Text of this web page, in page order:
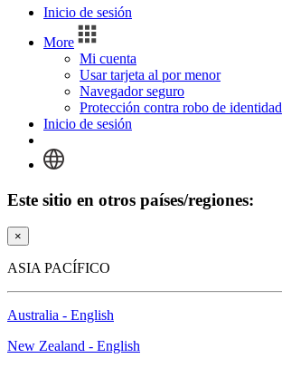
Inicio de sesión
More
Mi cuenta
Usar tarjeta al por menor
Navegador seguro
Protección contra robo de identidad
Inicio de sesión
Este sitio en otros países/regiones:
×
ASIA PACÍFICO
Australia - English
New Zealand - English